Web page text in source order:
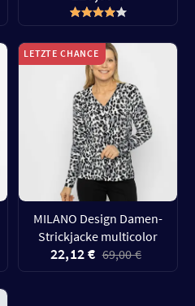
LETZTE CHANCE
MILANO Design Damen-
Strickjacke multicolor
22,12 € 69,00 €